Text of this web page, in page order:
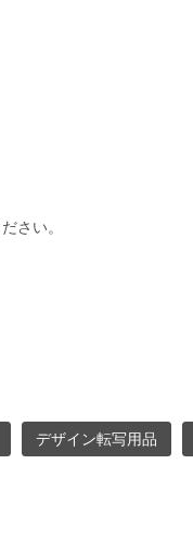
さい。
デザイン転写用品